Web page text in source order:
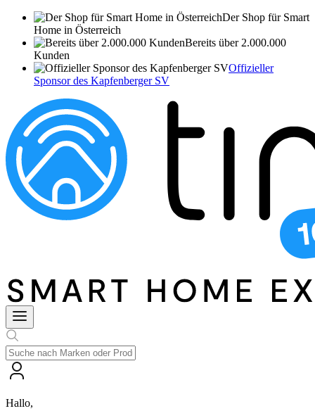
Der Shop für Smart
Home in Österreich
Bereits über 2.000.000
Kunden
Offizieller
Sponsor des Kapfenberger SV
Hallo,